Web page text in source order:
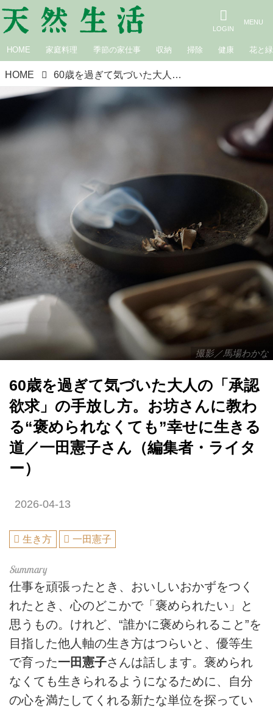
HOME 家庭料理 季節の家仕事 収納 掃除 健康 花と緑
HOME 60歳を過ぎて気づいた大人の「承認欲求」の手放し方。お坊さんに教わる“褒められなくても”幸せに生きる道／一田憲子さん（編集者・ライター）
撮影／馬場わかな
60歳を過ぎて気づいた大人の「承認
欲求」の手放し方。お坊さんに教わ
る“褒められなくても”幸せに生きる
道／一田憲子さん（編集者・ライタ
ー）
2026-04-13
生き方 一田憲子
仕事を頑張ったとき、おいしいおかずをつく
れたとき、心のどこかで「褒められたい」と
思うもの。けれど、“誰かに褒められること”を
目指した他人軸の生き方はつらいと、優等生
で育った一田憲子さんは話します。褒められ
なくても生きられるようになるために、自分
の心を満たしてくれる新たな単位を探ってい